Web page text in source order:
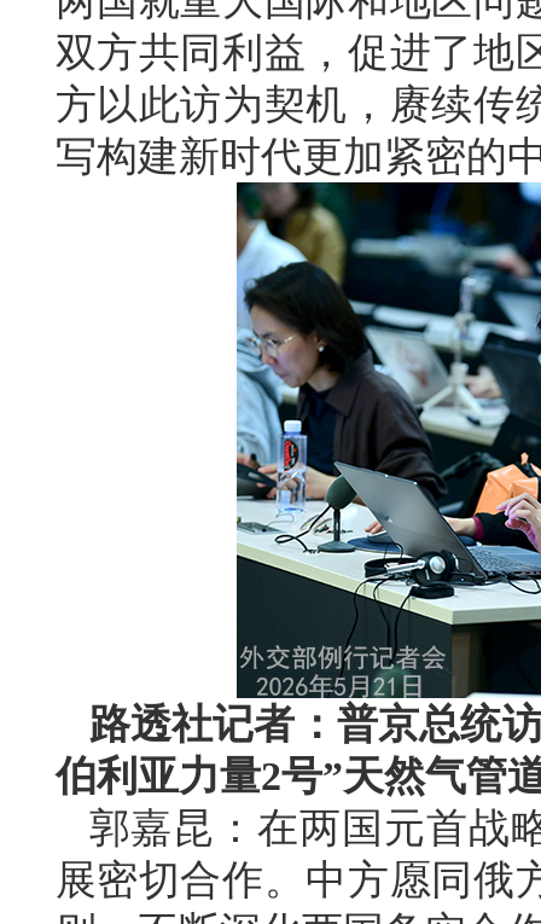
双方共同利益，促进了地
方以此访为契机，赓续传
写构建新时代更加紧密的
路透社记者：普京总统
伯利亚力量2号”天然气管
郭嘉昆：在两国元首战
展密切合作。中方愿同俄